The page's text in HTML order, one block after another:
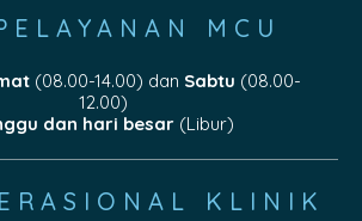
MCU
(08.00-14.00) dan Sabtu (08.00-
12.00)
dan hari besar(Libur)
KLINIK